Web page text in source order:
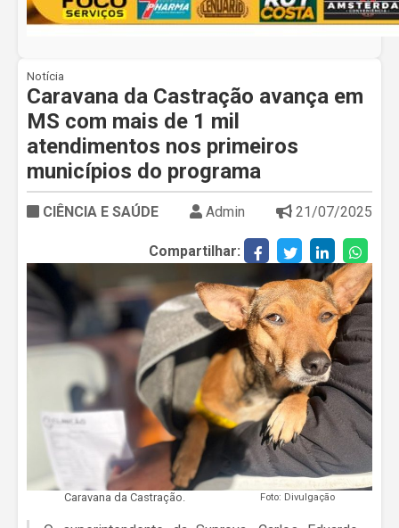
Notícia
Caravana da Castração avança em
MS com mais de 1 mil
atendimentos nos primeiros
municípios do programa
CIÊNCIA E SAÚDE Admin 21/07/2025
Compartilhar:
Caravana da Castração. Foto: Divulgação